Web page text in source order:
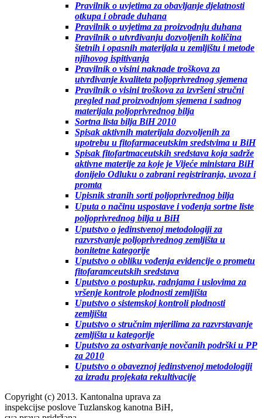
Pravilnik o uvjetima za obavljanje djelatnosti
otkupa i obrade duhana
Pravilnik o uvjetima za proizvodnju duhana
Pravilnik o utvrđivanju dozvoljenih količina
štetnih i opasnih materijala u zemljištu i metode
njihovog ispitivanja
Pravilnik o visini naknade troškova za
utvrđivanje kvaliteta poljoprivrednog sjemena
Pravilnik o visini troškova za izvršeni stručni
pregled nad proizvodnjom sjemena i sadnog
materijala poljoprivrednog bilja
Sortna lista bilja BiH 2010
Spisak aktivnih materijala dozvoljenih za
upotrebu u fitofarmaceutskim sredstvima u BiH
Spisak fitofartmaceutskih sredstava koja sadrže
aktivne materije za koje je Vijeće ministara BiH
donijelo Odluku o zabrani registriranja, uvoza i
promta
Upisnik stranih sorti poljoprivrednog bilja
Uputa o načinu uspostave i vođenja sortne liste
poljoprivrednog bilja u BiH
Uputstvo o jedinstvenoj metodologiji za
razvrstvanje poljoprivrednog zemljišta u
bonitetne kategorije
Uputstvo o obliku vođenja evidencije o prometu
fitofaramceutskih sredstava
Uputstvo o postupku, radnjama i uslovima za
vršenje kontrole plodnosti zemljišta
Uputstvo o sistemskoj kontroli plodnosti
zemljišta
Uputstvo o stručnim mjerilima za razvrstavanje
zemljišta u kategorije
Uputstvo za ostvarivanje novčanih podrški u PP
za 2010
Uputstvo o obaveznoj jedinstvenoj metodologiji
za izradu projekata rekultivacije
Copyright (c) 2013. Kantonalna uprava za
inspekcijse poslove Tuzlanskog kanotna BiH,